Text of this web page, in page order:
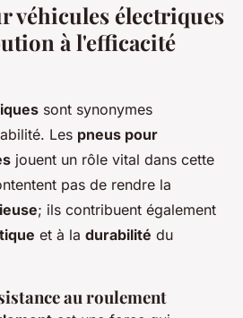
véhicules électriques
à l'efficacité
sont synonymes
Les pneus pour
jouent un rôle vital dans cette
pas de rendre la
; ils contribuent également
et à la durabilité du
au roulement